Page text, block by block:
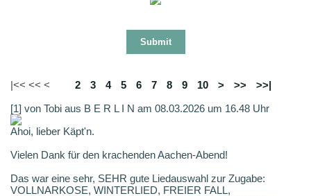
|<< << < 2 3 4 5 6 7 8 9 10 > >>
>>|
[1] von Tobi aus B E R L I N am 08.03.2026 um 16.48 Uhr
Ahoi, lieber Käpt'n.
Vielen Dank für den krachenden Aachen-Abend!
Das war eine sehr, SEHR gute Liedauswahl zur Zugabe:
VOLLNARKOSE, WINTERLIED, FREIER FALL,